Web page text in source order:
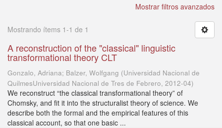
Mostrar filtros avanzados
Mostrando ítems 1-1 de 1
A reconstruction of the "classical" linguistic
transformational theory CLT
Gonzalo, Adriana; Balzer, Wolfgang (Universidad Nacional de
QuilmesUniversidad Nacional de Tres de Febrero, 2012-04)
We reconstruct “the classical transformational theory” of
Chomsky, and fit it into the structuralist theory of science. We
describe both the formal and the empirical features of this
classical account, so that one basic ...